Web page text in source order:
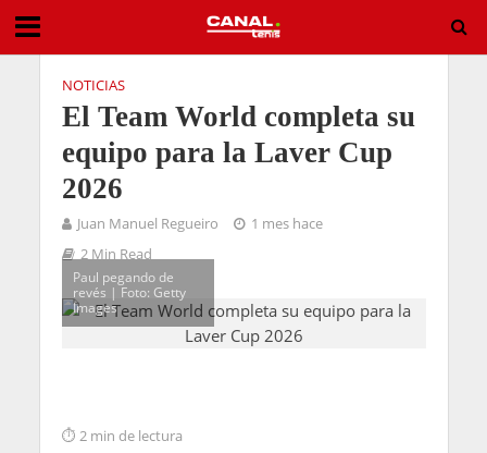
NOTICIAS
El Team World completa su
equipo para la Laver Cup
2026
Juan Manuel Regueiro
1 mes hace
2 Min Read
Paul pegando de
revés | Foto: Getty
Images
2 min de lectura